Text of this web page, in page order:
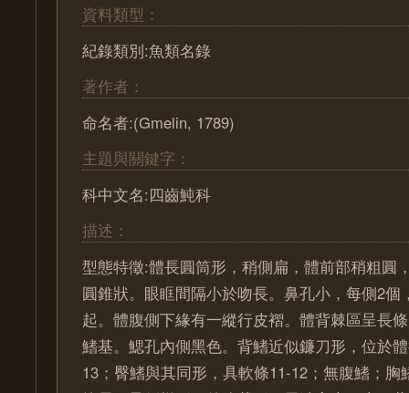
資料類型：
紀錄類別:魚類名錄
著作者：
命名者:(Gmelin, 1789)
主題與關鍵字：
科中文名:四齒魨科
描述：
型態特徵:體長圓筒形，稍側扁，體前部稍粗圓
圓錐狀。眼眶間隔小於吻長。鼻孔小，每側2個
起。體腹側下緣有一縱行皮褶。體背棘區呈長
鰭基。鰓孔內側黑色。背鰭近似鐮刀形，位於
13；臀鰭與其同形，具軟條11-12；無腹鰭；胸